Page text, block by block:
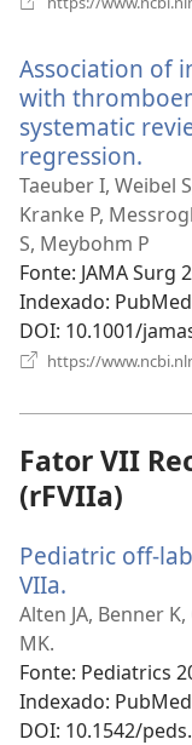
Association of
with
systematic
regression.
uma
Taeuber I, Weibel
Kranke P,
S, Meybohm P
Fonte‎: JAMA Surg
Indexado‎:
DOI‎: 10.1001/
https://
Fator VII
(rFVIIa)
Pediatric off-
VIIa.
uma
janela)
Alten JA, Benner
MK.
Fonte‎: Pediatrics
Indexado‎:
DOI‎: 10.1542/